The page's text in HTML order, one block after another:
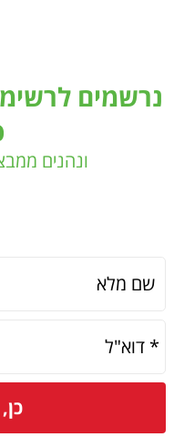
נרשמים
ונהנים